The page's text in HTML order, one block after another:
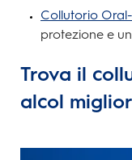
Collutorio
protezione e
Trova il
alcol